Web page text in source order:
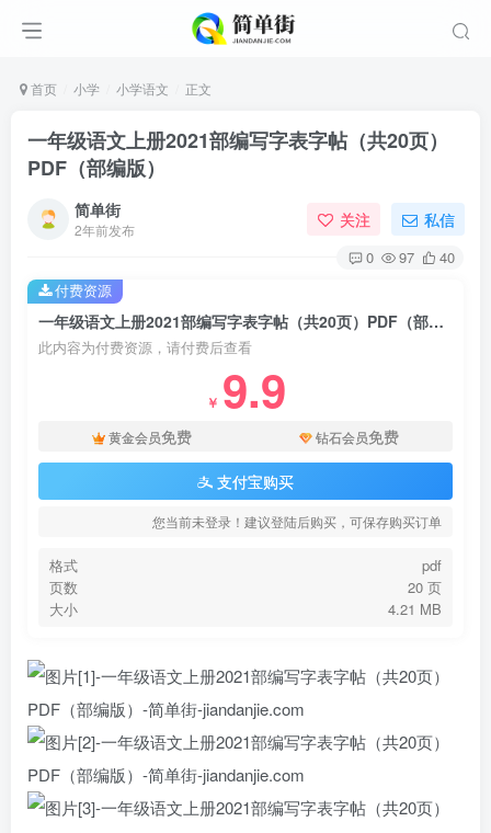
首页 小学 小学语文 正文
一年级语文上册2021部编写字表字帖（共20页）
PDF（部编版）
简单街
2年前发布 关注 私信
0 97 40
一年级语文上册2021部编写字表字帖（共20页）PDF（部编版）
此内容为付费资源，请付费后查看
￥ 9.9
黄金会员免费 钻石会员免费
支付宝购买
您当前未登录！建议登陆后购买，可保存购买订单
格式
pdf
页数
20 页
大小
4.21 MB
付费资源